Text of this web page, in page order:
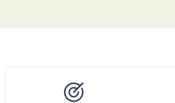
Ürün açıklamasında eksik bilgiler bulunuyor.